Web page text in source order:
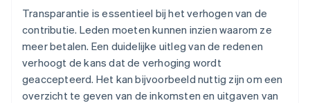
Transparantie is essentieel bij het verhogen van de
contributie. Leden moeten kunnen inzien waarom ze
meer betalen. Een duidelijke uitleg van de redenen
verhoogt de kans dat de verhoging wordt
geaccepteerd. Het kan bijvoorbeeld nuttig zijn om een
overzicht te geven van de inkomsten en uitgaven van